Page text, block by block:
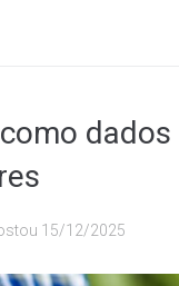
15/12/2025